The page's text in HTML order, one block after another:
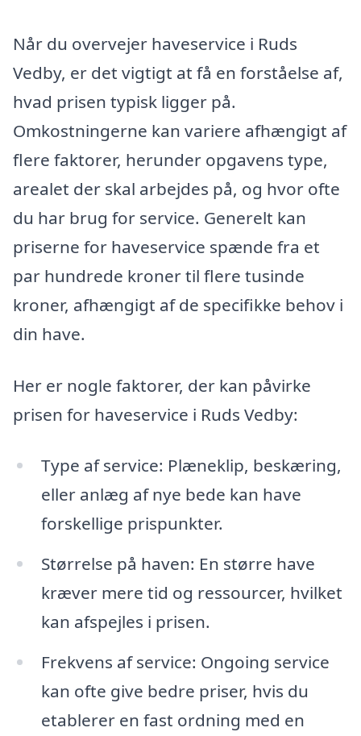
Når du overvejer haveservice i Ruds
Vedby, er det vigtigt at få en forståelse af,
hvad prisen typisk ligger på.
Omkostningerne kan variere afhængigt af
flere faktorer, herunder opgavens type,
arealet der skal arbejdes på, og hvor ofte
du har brug for service. Generelt kan
priserne for haveservice spænde fra et
par hundrede kroner til flere tusinde
kroner, afhængigt af de specifikke behov i
din have.
Her er nogle faktorer, der kan påvirke
prisen for haveservice i Ruds Vedby:
Type af service: Plæneklip, beskæring,
eller anlæg af nye bede kan have
forskellige prispunkter.
Størrelse på haven: En større have
kræver mere tid og ressourcer, hvilket
kan afspejles i prisen.
Frekvens af service: Ongoing service
kan ofte give bedre priser, hvis du
etablerer en fast ordning med en